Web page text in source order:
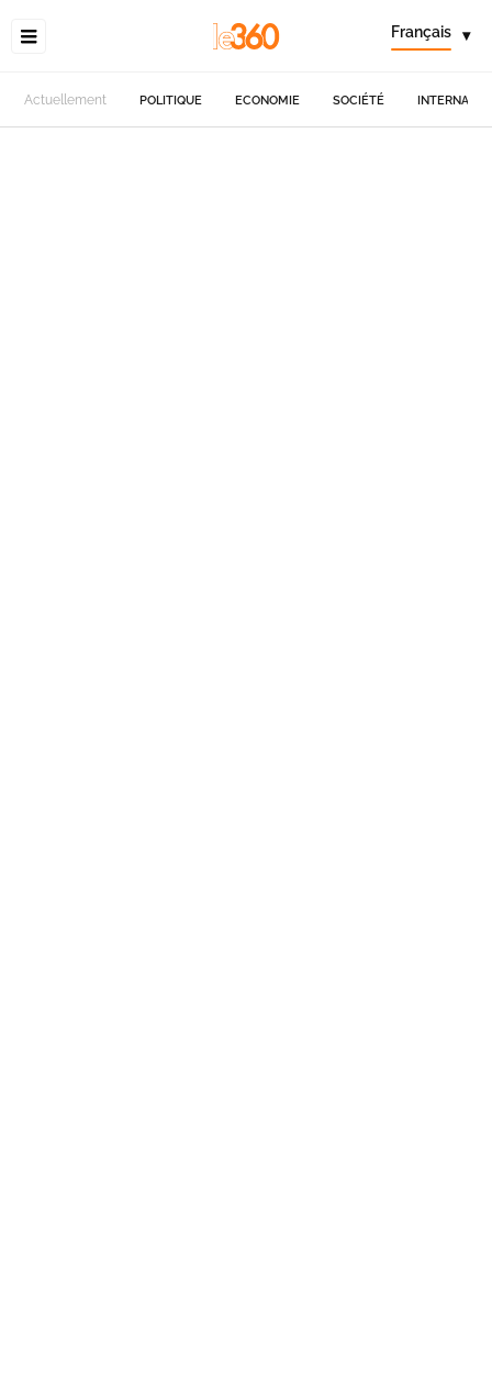
Français ▾
Actuellement POLITIQUE ECONOMIE SOCIÉTÉ